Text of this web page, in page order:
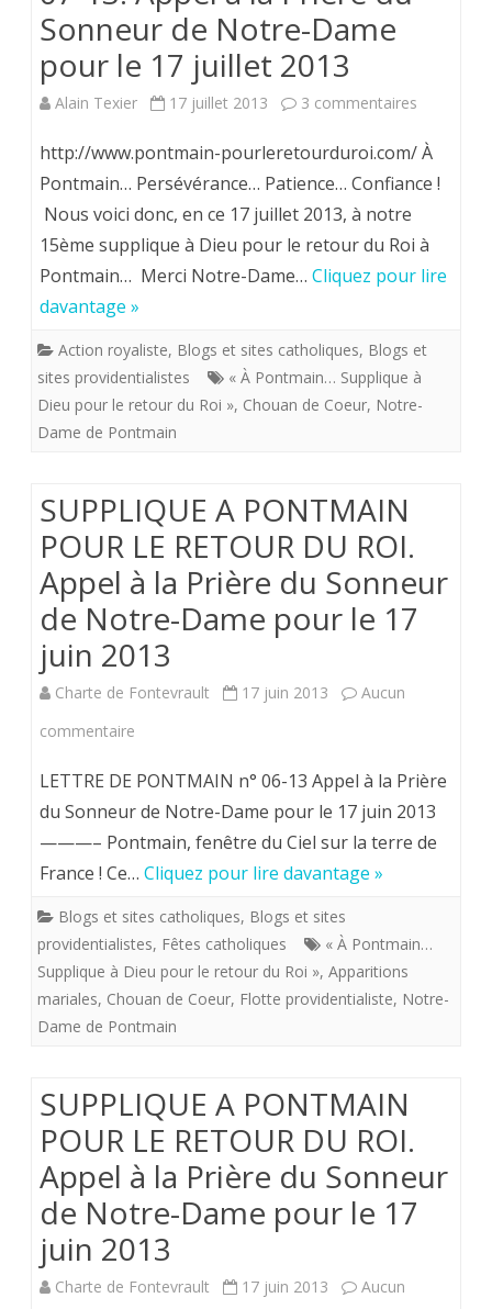
une
voie
de
à
Notre-
Sonneur de Notre-Dame
pour le 17 juillet 2013
Alain Texier 17 juillet 2013 3 commentaires
LETTRE
DE
n°
Appel
à
17
juillet
http://www.pontmain-pourleretourduroi.com/ À
Pontmain… Persévérance… Patience… Confiance !
Nous voici donc, en ce 17 juillet 2013, à notre
15ème supplique à Dieu pour le retour du Roi à
Pontmain… Merci Notre-Dame… Cliquez pour lire
davantage »
Action royaliste, Blogs et sites catholiques, Blogs et
sites providentialistes
« À Pontmain… Supplique à
Dieu pour le retour du Roi », Chouan de Coeur, Notre-
Dame de Pontmain
SUPPLIQUE A PONTMAIN
POUR LE RETOUR DU ROI.
Appel à la Prière du Sonneur
de Notre-Dame pour le 17
juin 2013
Charte de Fontevrault 17 juin 2013
Aucun
commentaire
A
PONTMAIN
POUR
LE
DU
ROI.
à
la
Prière
du
LETTRE DE PONTMAIN n° 06-13 Appel à la Prière
du Sonneur de Notre-Dame pour le 17 juin 2013
———– Pontmain, fenêtre du Ciel sur la terre de
France ! Ce… Cliquez pour lire davantage »
Blogs et sites catholiques, Blogs et sites
providentialistes, Fêtes catholiques
« À Pontmain…
Supplique à Dieu pour le retour du Roi », Apparitions
mariales, Chouan de Coeur, Flotte providentialiste, Notre-
Dame de Pontmain
SUPPLIQUE A PONTMAIN
POUR LE RETOUR DU ROI.
Appel à la Prière du Sonneur
de Notre-Dame pour le 17
juin 2013
Charte de Fontevrault 17 juin 2013
Aucun